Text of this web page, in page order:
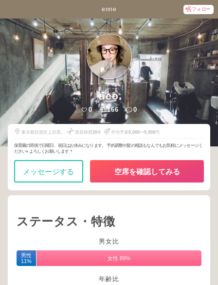
enne フォロー
aco
0 166 0
東京都目黒区上目黒2
美容師歴20年 平均予算8,000〜9,000円
保育園の関係で日曜日、祝日はお休みになります。 予約調整や髪の相談もなんでもお気軽にメッセージく
ださい⭐︎ よろしくお願いします＊
メッセージする 空席を確認してみる
ステータス・特徴
男女比
男性
11%
女性 89%
年齢比